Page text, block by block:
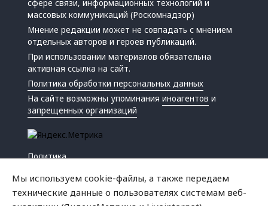
сфере связи, информационных технологий и
массовых коммуникаций (Роскомнадзор)
Мнение редакции может не совпадать с мнением
отдельных авторов и героев публикаций.
При использовании материалов обязательна
активная ссылка на сайт.
Политика обработки персональных данных
На сайте возможны упоминанияиноагентов и
запрещенных организаций
Политика
Мы используем cookie-файлы, а также передаем
технические данные о пользователях системам веб-